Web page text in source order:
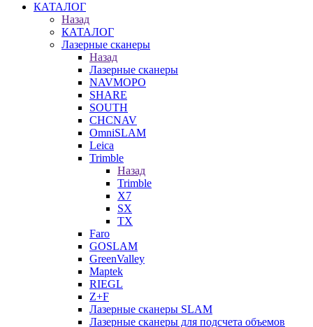
КАТАЛОГ
Назад
КАТАЛОГ
Лазерные сканеры
Назад
Лазерные сканеры
NAVMOPO
SHARE
SOUTH
CHCNAV
OmniSLAM
Leica
Trimble
Назад
Trimble
X7
SX
TX
Faro
GOSLAM
GreenValley
Maptek
RIEGL
Z+F
Лазерные сканеры SLAM
Лазерные сканеры для подсчета объемов